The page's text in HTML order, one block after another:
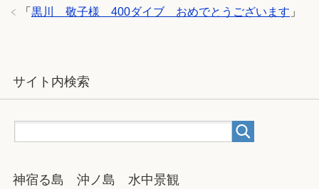
「 黒川 敬子様 400ダイブ おめでとうございます 」
サイト内検索
神宿る島 沖ノ島 水中景観